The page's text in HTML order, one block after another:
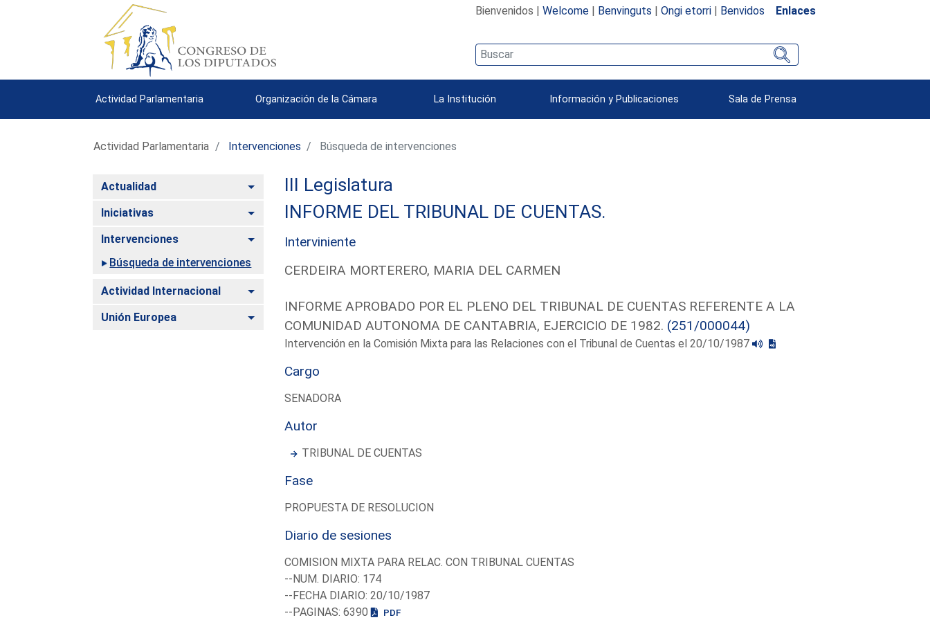
Bienvenidos | Welcome| Benvinguts | Ongi etorri| Benvidos Enlaces
Actividad Parlamentaria Organización de la Cámara La Institución Información y Publicaciones Sala de Prensa
Actividad Parlamentaria Intervenciones Búsqueda de intervenciones
Actualidad Alternar
Iniciativas Alternar
Intervenciones
Alternar
Búsqueda de intervenciones
Actividad Internacional Alternar
Unión Europea Alternar
III Legislatura
INFORME DEL TRIBUNAL DE CUENTAS.
Interviniente
CERDEIRA MORTERERO, MARIA DEL CARMEN
INFORME APROBADO POR EL PLENO DEL TRIBUNAL DE CUENTAS REFERENTE A LA
COMUNIDAD AUTONOMA DE CANTABRIA, EJERCICIO DE 1982. (251/000044)
Intervención en la Comisión Mixta para las Relaciones con el Tribunal de Cuentas el 20/10/1987
Cargo
SENADORA
Autor
TRIBUNAL DE CUENTAS
Fase
PROPUESTA DE RESOLUCION
Diario de sesiones
COMISION MIXTA PARA RELAC. CON TRIBUNAL CUENTAS
--NUM. DIARIO: 174
--FECHA DIARIO: 20/10/1987
--PAGINAS: 6390
PDF